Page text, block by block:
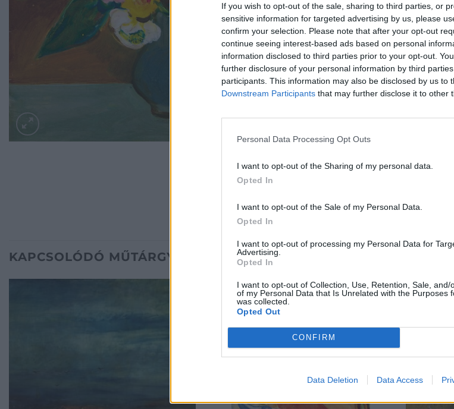
If you wish to opt-out of the sale, sharing to third parties, or
sensitive information for targeted advertising by us, please
confirm your selection. Please note that after your opt-out
continue seeing interest-based ads based on personal
information disclosed to third parties prior to your opt-out.
further disclosure of your personal information by third
participants. This information may also be disclosed by us to
Downstream Participants that may further disclose it to other
Personal Data Processing Opt Outs
I want to opt-out of the Sharing of my personal data.
Opted In
I want to opt-out of the Sale of my Personal Data.
Opted In
I want to opt-out of processing my Personal Data for
Advertising.
Opted In
I want to opt-out of Collection, Use, Retention, Sale, and/
of my Personal Data that Is Unrelated with the Purposes
was collected.
Opted Out
CONFIRM
Data Deletion Data Access
Eladó:
Cím:
Mű-
1055
Telefon:
Bemutatkozás: Kiemelkedő
KAPCSOLÓDÓ MŰTÁRGYAK